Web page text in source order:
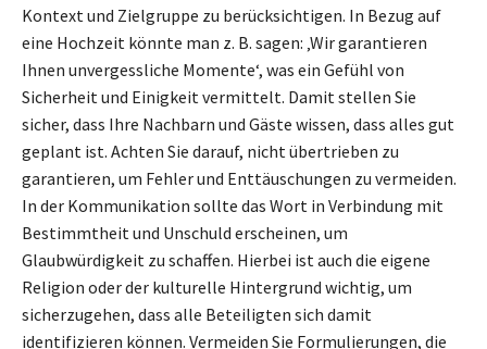
Kontext und Zielgruppe zu berücksichtigen. In Bezug auf
eine Hochzeit könnte man z. B. sagen: ‚Wir garantieren
Ihnen unvergessliche Momente‘, was ein Gefühl von
Sicherheit und Einigkeit vermittelt. Damit stellen Sie
sicher, dass Ihre Nachbarn und Gäste wissen, dass alles gut
geplant ist. Achten Sie darauf, nicht übertrieben zu
garantieren, um Fehler und Enttäuschungen zu vermeiden.
In der Kommunikation sollte das Wort in Verbindung mit
Bestimmtheit und Unschuld erscheinen, um
Glaubwürdigkeit zu schaffen. Hierbei ist auch die eigene
Religion oder der kulturelle Hintergrund wichtig, um
sicherzugehen, dass alle Beteiligten sich damit
identifizieren können. Vermeiden Sie Formulierungen, die